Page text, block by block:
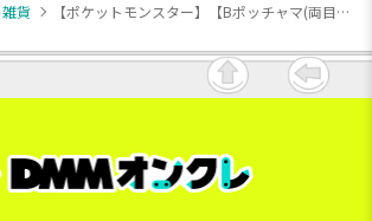
雑貨 【ポケットモンスター】【Bポッチャマ(両目閉じ)】ポケットモンスター 顔型ミニポーチ～ポッチャマ～